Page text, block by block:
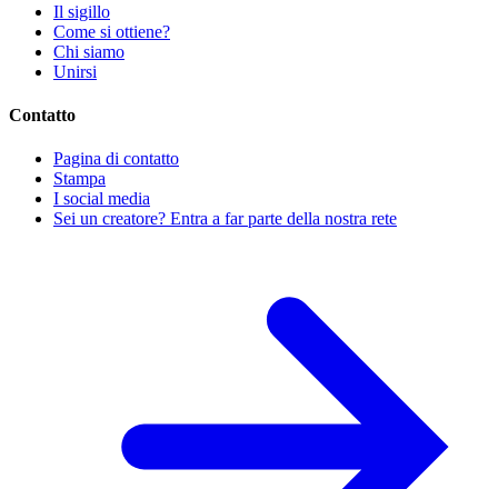
Il sigillo
Come si ottiene?
Chi siamo
Unirsi
Contatto
Pagina di contatto
Stampa
I social media
Sei un creatore? Entra a far parte della nostra rete